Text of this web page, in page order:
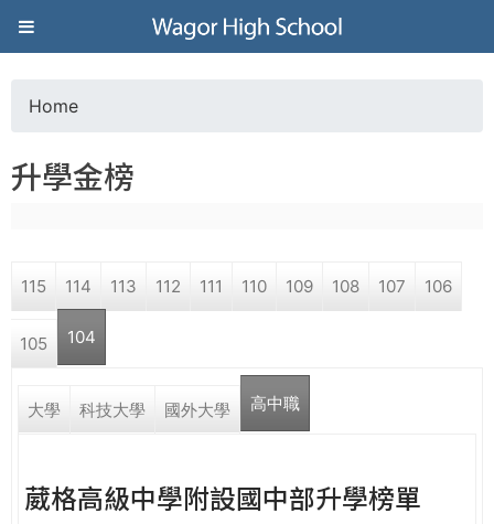
Jump to navigation
葳
格
高
學
o
a
r
e
e
Home
升學金榜
115 114 113 112 111 110 109 108 107 106
105 104
大學 科技大學 國外大學 高中職
葳格高級中學附設國中部升學榜單